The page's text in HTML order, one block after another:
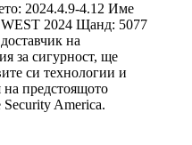
2024.4.9-4.12 Име
2024 Щанд: 5077
на
за сигурност, ще
си технологии и
предстоящото
Security America.